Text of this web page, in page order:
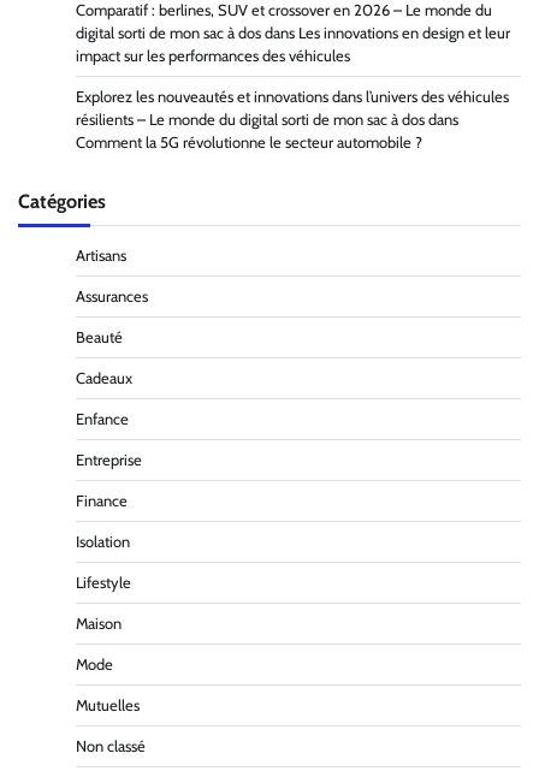
Comparatif : berlines, SUV et crossover en 2026 – Le monde du
digital sorti de mon sac à dos dans Les innovations en design et leur
impact sur les performances des véhicules
Explorez les nouveautés et innovations dans l’univers des véhicules
résilients – Le monde du digital sorti de mon sac à dos dans
Comment la 5G révolutionne le secteur automobile ?
Catégories
Artisans
Assurances
Beauté
Cadeaux
Enfance
Entreprise
Finance
Isolation
Lifestyle
Maison
Mode
Mutuelles
Non classé